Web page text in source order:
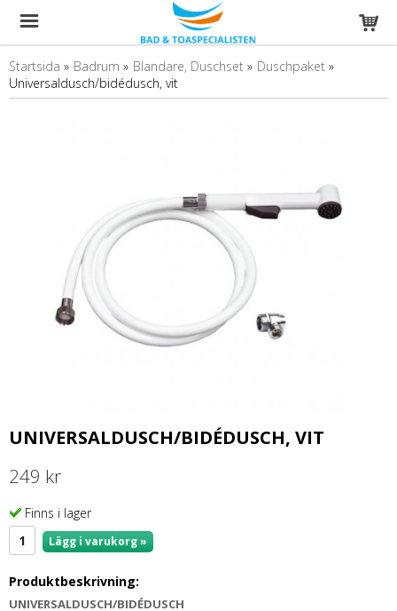
Startsida » Badrum » Blandare, Duschset » Duschpaket »
Universaldusch/bidédusch, vit
UNIVERSALDUSCH/BIDÉDUSCH, VIT
249 kr
Finns i lager
Lägg i varukorg »
Produktbeskrivning:
UNIVERSALDUSCH/BIDÉDUSCH